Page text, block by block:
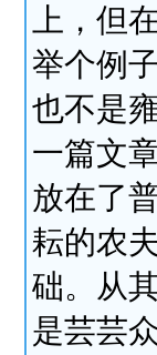
上，但
举个例
也不是
一篇文
放在了
耘的农
础。从
是芸芸